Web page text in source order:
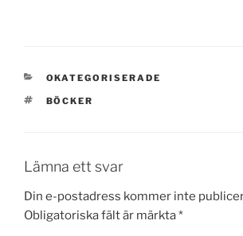
KATEGORIER
OKATEGORISERADE
TAGGAR
BÖCKER
Lämna ett svar
Din e-postadress kommer inte
Obligatoriska fält är märkta*